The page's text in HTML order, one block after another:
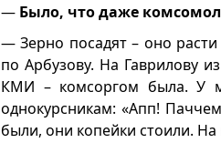
— Было, что даже
— Зерно посадят – оно
по Арбузову. На Гаврилову
КМИ – комсоргом была. У
однокурсникам: «Апп!
были, они копейки стоили.